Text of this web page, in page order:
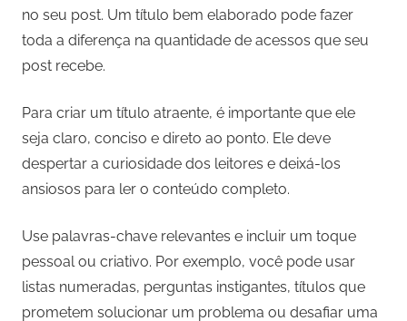
no seu post. Um título bem elaborado pode fazer
toda a diferença na quantidade de acessos que seu
post recebe.
Para criar um título atraente, é importante que ele
seja claro, conciso e direto ao ponto. Ele deve
despertar a curiosidade dos leitores e deixá-los
ansiosos para ler o conteúdo completo.
Use palavras-chave relevantes e incluir um toque
pessoal ou criativo. Por exemplo, você pode usar
listas numeradas, perguntas instigantes, títulos que
prometem solucionar um problema ou desafiar uma